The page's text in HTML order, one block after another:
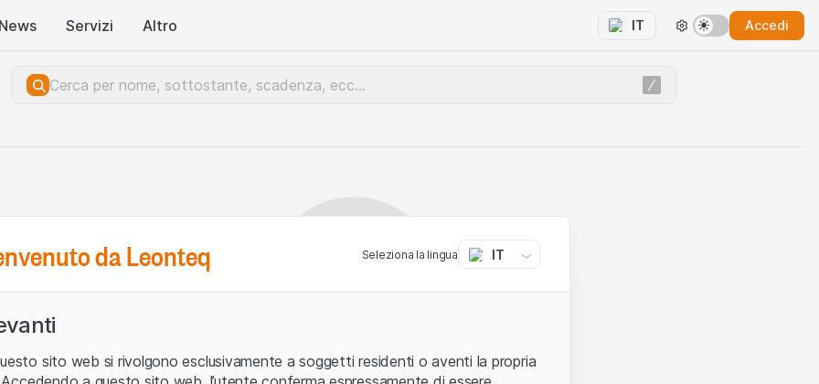
News Servizi Altro IT Accedi
da Leonteq Seleziona la lingua IT
sito web si rivolgono esclusivamente a soggetti residenti o aventi la propria